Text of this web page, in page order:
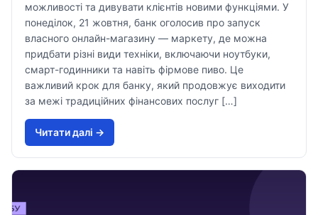
можливості та дивувати клієнтів новими функціями. У
понеділок, 21 жовтня, банк оголосив про запуск
власного онлайн-магазину — маркету, де можна
придбати різні види техніки, включаючи ноутбуки,
смарт-годинники та навіть фірмове пиво. Це
важливий крок для банку, який продовжує виходити
за межі традиційних фінансових послуг […]
Читати далi →